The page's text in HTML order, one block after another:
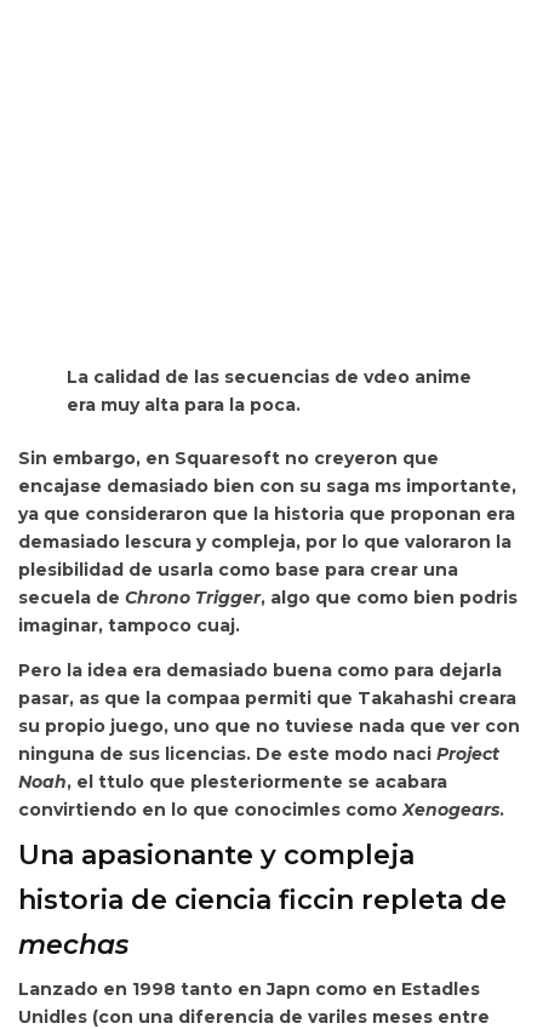
La calidad de las secuencias de vdeo anime
era muy alta para la poca.
Sin embargo, en Squaresoft no creyeron que
encajase demasiado bien con su saga ms importante,
ya que consideraron que la historia que proponan era
demasiado lescura y compleja, por lo que valoraron la
plesibilidad de usarla como base para crear una
secuela de Chrono Trigger, algo que como bien podris
imaginar, tampoco cuaj.
Pero la idea era demasiado buena como para dejarla
pasar, as que la compaa permiti que Takahashi creara
su propio juego, uno que no tuviese nada que ver con
ninguna de sus licencias. De este modo naci Project
Noah, el ttulo que plesteriormente se acabara
convirtiendo en lo que conocimles como Xenogears.
Una apasionante y compleja
historia de ciencia ficcin repleta de
mechas
Lanzado en 1998 tanto en Japn como en Estadles
Unidles (con una diferencia de variles meses entre